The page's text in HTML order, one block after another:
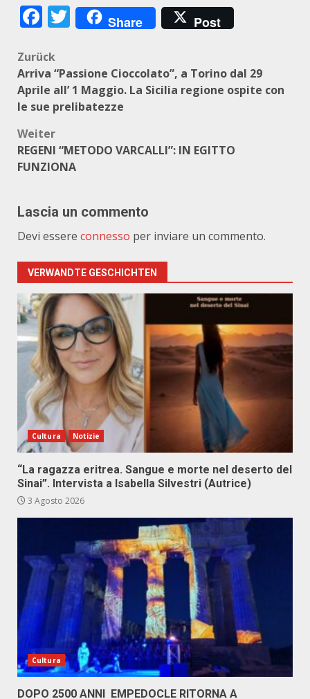
Facebook
Twitter
Share Post
Beitragsnavigation
Zurück
Arriva “Passione Cioccolato”, a Torino dal 29
Aprile all’ 1 Maggio. La Sicilia regione ospite con
le sue prelibatezze
Weiter
REGENI “METODO VARCALLI”: IN EGITTO
FUNZIONA
Lascia un commento
Devi essere connesso per inviare un commento.
VERWANDTE GESCHICHTEN
Cultura Notizie
“La ragazza eritrea. Sangue e morte nel deserto del
Sinai”. Intervista a Isabella Silvestri (Autrice)
3 Agosto 2026
Cultura
DOPO 2500 ANNI EMPEDOCLE RITORNA A